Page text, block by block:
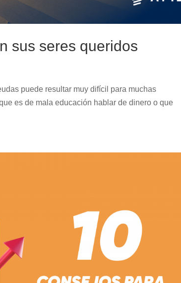
sus seres queridos
puede resultar muy difícil para muchas
es de mala educación hablar de dinero o que